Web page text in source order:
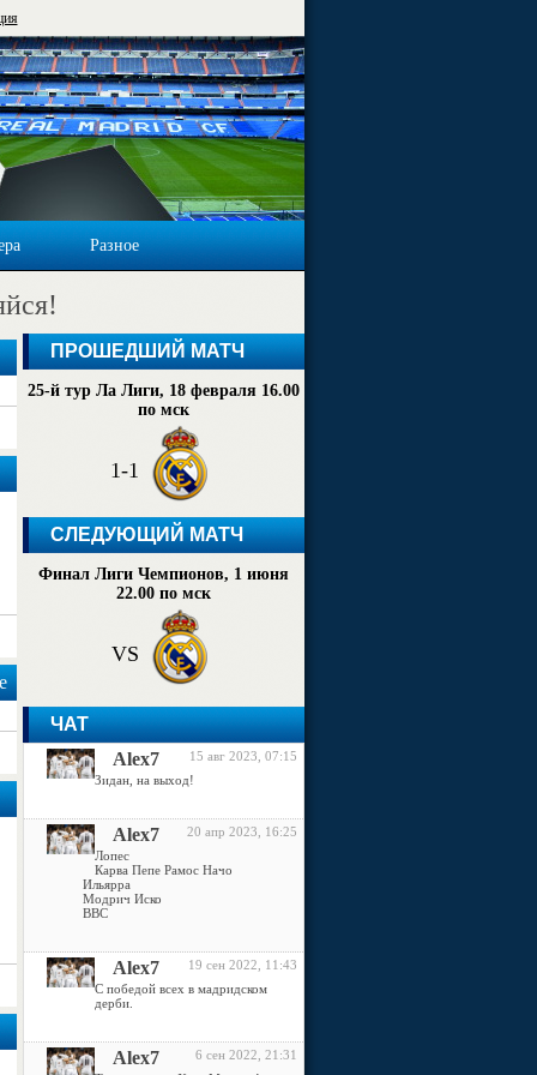
Разное
ПРОШЕДШИЙ МАТЧ
25-й тур Ла Лиги, 18 февраля 16.00
по мск
1-1
СЛЕДУЮЩИЙ МАТЧ
Финал Лиги Чемпионов, 1 июня
22.00 по мск
VS
ЧАТ
Alex7
15 авг 2023, 07:15
Зидан, на выход!
Alex7
20 апр 2023, 16:25
Лопес
Карва Пепе Рамос Начо
Ильярра
Модрич Иско
ВВС
Alex7
19 сен 2022, 11:43
С победой всех в мадридском
дерби.
Alex7
6 сен 2022, 21:31